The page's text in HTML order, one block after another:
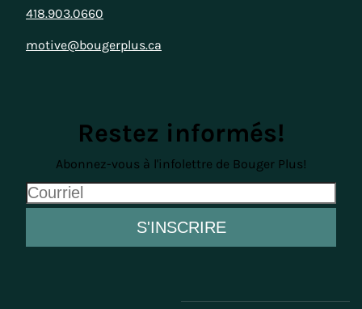
418.903.0660
motive@bougerplus.ca
Restez informés!
Abonnez-vous à l'infolettre de Bouger Plus!
S'INSCRIRE